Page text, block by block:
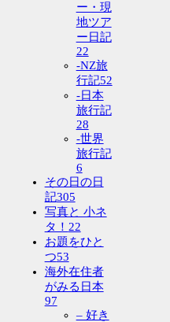
ー・現
地ツア
ー日記
22
-NZ旅
行記52
-日本
旅行記
28
-世界
旅行記
6
その日の日
記305
写真と 小ネ
タ！ 22
お題をひと
つ53
海外在住者
がみる日本
97
– 好き